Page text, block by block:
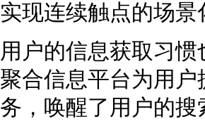
实现连续触点的场
用户的信息获取习
聚合信息平台为用
务，唤醒了用户的